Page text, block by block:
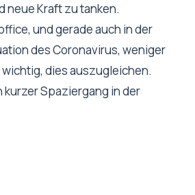
neue Kraft zu tanken.
und gerade auch in der
des Coronavirus, weniger
dies auszugleichen.
kurzer Spaziergang in der